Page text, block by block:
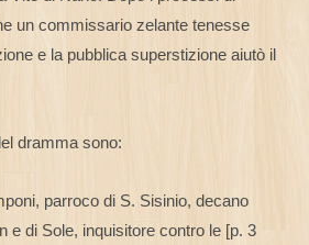
un commissario zelante tenesse
e la pubblica superstizione aiutò il
dramma sono:
parroco di S. Sisinio, decano
e di Sole, inquisitore contro le [p. 3